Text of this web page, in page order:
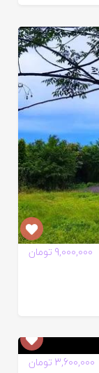
9,000,000 تومان
3,600,000 تومان